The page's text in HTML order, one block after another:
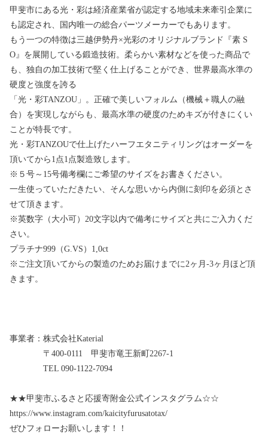
甲斐市にある光・彩は経済産業省が認定する地域未来牽引企業に
も認定され、国内唯一の総合パーツメーカーでもあります。
もう一つの特徴は三越伊勢丹×光彩のオリジナルブランド『素 S
O』を展開している鍛造技術。柔らかい素材などを使った商品で
も、独自の加工技術で堅く仕上げることができ、世界最高水準の
硬度と強度を誇る
「光・彩TANZOU」。正確で美しいフォルム（機械＋職人の融
合）を実現しながらも、最高水準の硬度のためキズが付きにくい
ことが特長です。
光・彩TANZOUで仕上げたハーフエタニティリングはオーダーを
頂いてから1点1点製造致します。
※５号～15号備考欄にご希望のサイズをお書きください。
一生使っていただきたい、そんな思いから内側に刻印を必須とさ
せて頂きます。
※英数字（大小可）20文字以内で備考にサイズと共にご入力くだ
さい。
プラチナ999（G.VS）1,0ct
※ご注文頂いてからの製造のためお届けまでに2ヶ月‐3ヶ月ほど頂
きます。
事業者：株式会社Katerial
〒400‐0111 甲斐市竜王新町2267‐1
TEL 090-1122-7094
★★甲斐市ふるさと応援寄附金公式インスタグラム☆☆
https://www.instagram.com/kaicityfurusatotax/
ぜひフォローお願いします！！